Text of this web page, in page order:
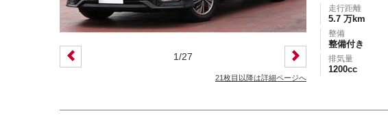
1/27
21枚目以降は詳細ページへ
走行距離
5.7 万km
整備
整備付き
排気量
1200cc